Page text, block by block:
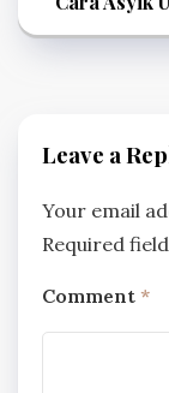
Leave a
Your email
Required
Comment *